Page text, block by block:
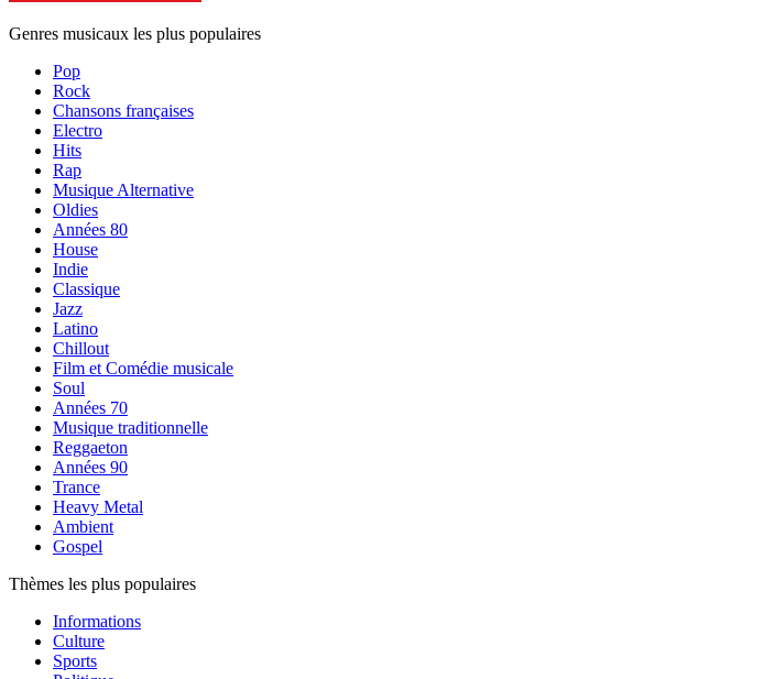
Genres musicaux les plus populaires
Pop
Rock
Chansons françaises
Electro
Hits
Rap
Musique Alternative
Oldies
Années 80
House
Indie
Classique
Jazz
Latino
Chillout
Film et Comédie musicale
Soul
Années 70
Musique traditionnelle
Reggaeton
Années 90
Trance
Heavy Metal
Ambient
Gospel
Thèmes les plus populaires
Informations
Culture
Sports